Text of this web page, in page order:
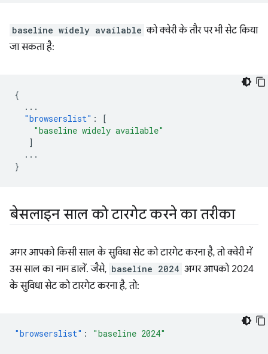
baseline widely available को क्वेरी के तौर पर भी सेट किया
जा सकता है:
{
...
"browserslist" :
[
"baseline widely available"
]
...
}
बेसलाइन साल को टारगेट करने का तरीका
अगर आपको किसी साल के सुविधा सेट को टारगेट करना है, तो क्वेरी में
उस साल का नाम डालें. जैसे, baseline 2024 अगर आपको 2024
के सुविधा सेट को टारगेट करना है, तो:
"browserslist" : "baseline 2024"